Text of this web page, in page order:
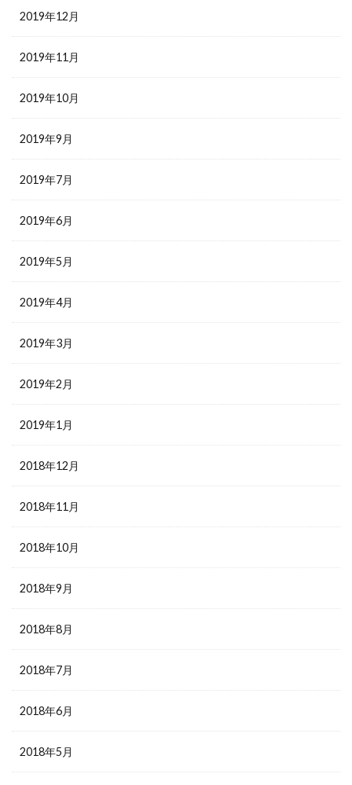
2019年12月
2019年11月
2019年10月
2019年9月
2019年7月
2019年6月
2019年5月
2019年4月
2019年3月
2019年2月
2019年1月
2018年12月
2018年11月
2018年10月
2018年9月
2018年8月
2018年7月
2018年6月
2018年5月